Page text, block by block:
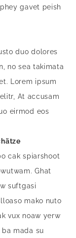
gavet peish
duo dolores
no sea takimata
Lorem ipsum
At accusam
eirmod eos
cak spiarshoot
Ghat
suftgasi
mako nuto
vux noaw yerw
mada su